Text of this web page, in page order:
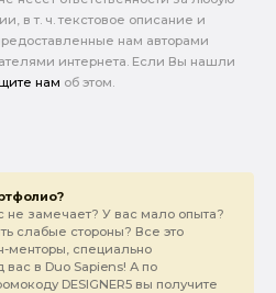
в т. ч. текстовое описание и
нам авторами
интернета. Если Вы нашли
нам об этом.
не замечает? У вас мало опыта?
слабые стороны? Все это
менторы, специально
в Duo Sapiens! А по
DESIGNER5 вы получите